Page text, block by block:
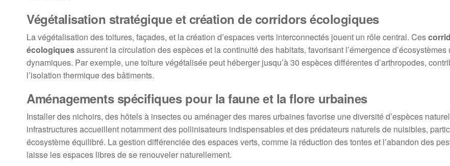
Végétalisation stratégique et création de corridors écologiques
La végétalisation des toitures, façades, et la création d’espaces verts interconnectés jouent un rôle central. Ces
écologiquesassurent la circulation des espèces et la continuité des habitats, favorisant l’émergence d’écosystèmes
dynamiques. Par exemple, une toiture végétalisée peut héberger jusqu’à 30 espèces différentes d’arthropodes,
l’isolation thermique des bâtiments.
Aménagements spécifiques pour la faune et la flore urbaines
Installer des nichoirs, des hôtels à insectes ou aménager des mares urbaines favorise une diversité d’espèces
infrastructures accueillent notamment des pollinisateurs indispensables et des prédateurs naturels de nuisibles,
écosystème équilibré. La gestion différenciée des espaces verts, comme la réduction des tontes et l’abandon des
laisse les espaces libres de se renouveler naturellement.